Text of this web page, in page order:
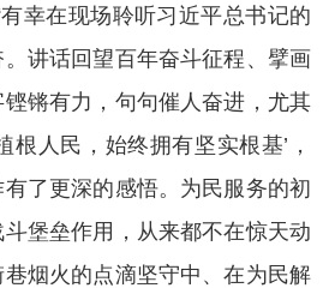
幸在现场聆听习近平总书记的
讲话回望百年奋斗征程、擘画
锵有力，句句催人奋进，尤其
根人民，始终拥有坚实根基’，
了更深的感悟。为民服务的初
堡垒作用，从来都不在惊天动
烟火的点滴坚守中、在为民解